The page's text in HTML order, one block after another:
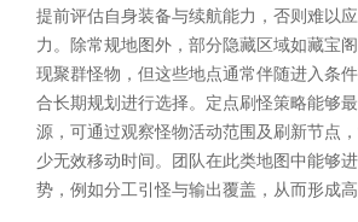
提前评估自身装备与续航能力，否则难以
力。除常规地图外，部分隐藏区域如藏宝
现聚群怪物，但这些地点通常伴随进入条
合长期规划进行选择。定点刷怪策略能够
源，可通过观察怪物活动范围及刷新节点
少无效移动时间。团队在此类地图中能够
势，例如分工引怪与输出覆盖，从而形成高